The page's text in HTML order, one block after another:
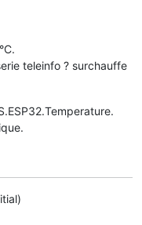
teleinfo ? surchauffe